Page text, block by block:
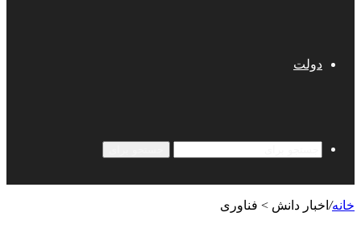
دولت
خانه/ اخبار دانش > فناوری‌